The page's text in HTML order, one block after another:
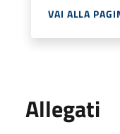
VAI ALLA
Allegati